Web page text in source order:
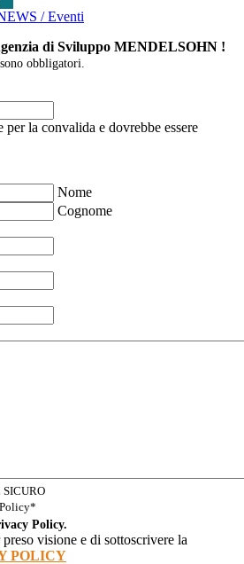
/ Eventi
di Sviluppo MENDELSOHN !
sono obbligatori.
per la convalida e dovrebbe essere
Nome
Cognome
SICURO
*
Policy.
visione e di sottoscrivere la
POLICY